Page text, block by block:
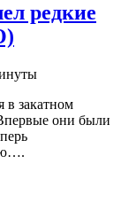
редкие
в закатном
они были